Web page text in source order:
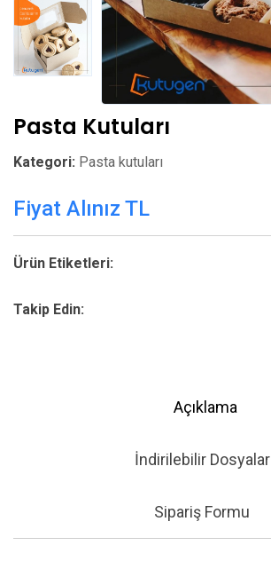
Pasta Kutuları
Kategori: Pasta kutuları
Fiyat Alınız TL
Ürün Etiketleri:
Takip Edin:
Açıklama
İndirilebilir Dosyalar
Sipariş Formu